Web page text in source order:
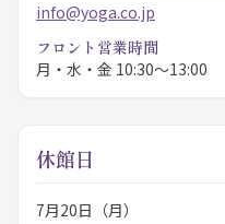
info@yoga.co.jp
フロント営業時間
月・水・金 10:30〜13:00
休館日
7月20日（月）